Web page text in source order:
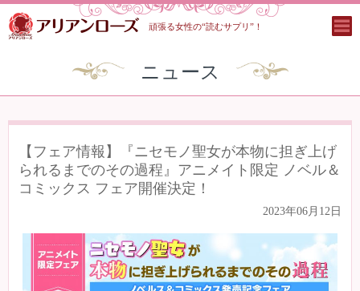
頑張る女性の“読むサプリ”！
ニュース
【フェア情報】『ニセモノ聖女が本物に担ぎ上げ
られるまでのその過程』アニメイト限定 ノベル＆
コミックス フェア開催決定！
2023年06月12日